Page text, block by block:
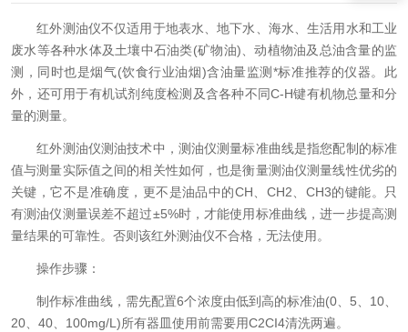
红外测油仪不仅适用于地表水、地下水、海水、生活用水和工业
废水等各种水体及土壤中石油类(矿物油)、动植物油及总油含量的监
测，同时也是烟气(饮食行业油烟)含油量监测*标准推荐的仪器。此
外，还可用于有机试剂纯度检测及含各种不同C-H键有机物总量和分
量的测量。
红外测油仪测油技术中，测油仪测量标准曲线是指您配制的标准
值与测量实际值之间的相关性如何，也是衡量测油仪测量线性优劣的
关键，它不是准确度，更不是油品中的CH、CH2、CH3的键能。只
有测油仪测量误差不超过±5%时，才能使用标准曲线，进一步提高测
量结果的可靠性。否则该红外测油仪不合格，无法使用。
操作步骤：
制作标准曲线，需先配置6个浓度由低到高的标准油(0、5、10、
20、40、100mg/L)所有器皿使用前需要用C2CI4清洗两遍。